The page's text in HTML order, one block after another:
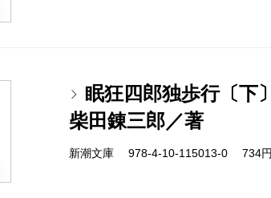
眠狂四郎独歩行〔下〕
柴田錬三郎／著
新潮文庫 978-4-10-115013-0 734